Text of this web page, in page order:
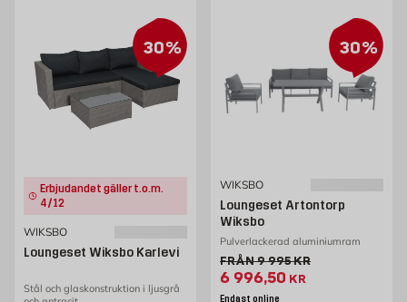
30%
Erbjudandet gäller t.o.m.
4/12
WIKSBO
Loungeset Wiksbo Karlevi
Stål och glaskonstruktion i ljusgrå
30%
WIKSBO
Loungeset Artontorp
Wiksbo
Pulverlackerad aluminiumram
FRÅNGammalt pris 9995 kr
9 995KR
Extrapris 6996.5 kr
6 996,50 KR
Endast online